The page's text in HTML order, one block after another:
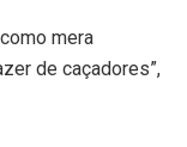
mera
de caçadores”,